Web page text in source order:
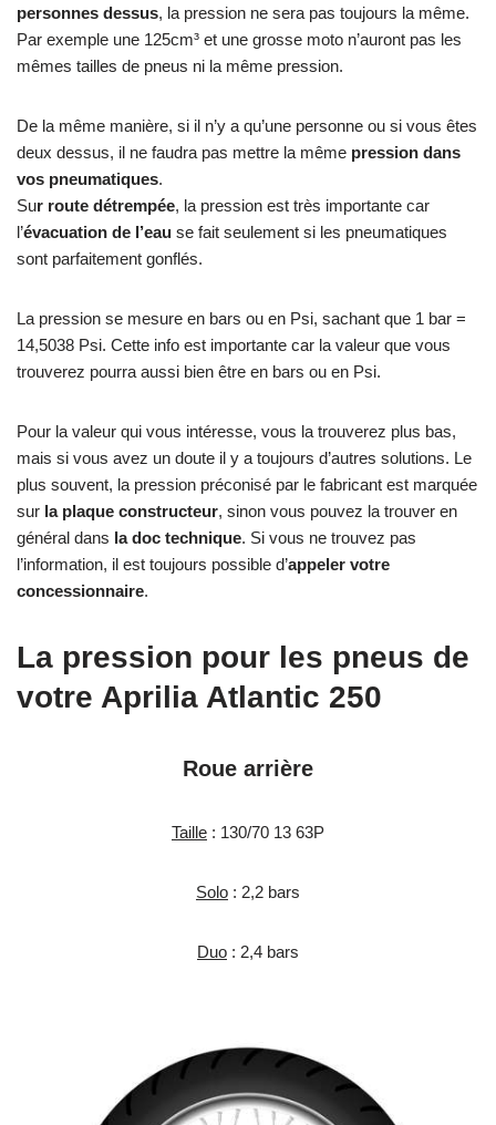
personnes dessus, la pression ne sera pas toujours la même.
Par exemple une 125cm³ et une grosse moto n’auront pas les
mêmes tailles de pneus ni la même pression.
De la même manière, si il n’y a qu’une personne ou si vous êtes
deux dessus, il ne faudra pas mettre la même pression dans
vos pneumatiques.
Sur route détrempée, la pression est très importante car
l’évacuation de l’eau se fait seulement si les pneumatiques
sont parfaitement gonflés.
La pression se mesure en bars ou en Psi, sachant que 1 bar =
14,5038 Psi. Cette info est importante car la valeur que vous
trouverez pourra aussi bien être en bars ou en Psi.
Pour la valeur qui vous intéresse, vous la trouverez plus bas,
mais si vous avez un doute il y a toujours d’autres solutions. Le
plus souvent, la pression préconisé par le fabricant est marquée
sur la plaque constructeur, sinon vous pouvez la trouver en
général dans la doc technique. Si vous ne trouvez pas
l’information, il est toujours possible d’appeler votre
concessionnaire.
La pression pour les pneus de
votre Aprilia Atlantic 250
Roue arrière
Taille : 130/70 13 63P
Solo : 2,2 bars
Duo : 2,4 bars